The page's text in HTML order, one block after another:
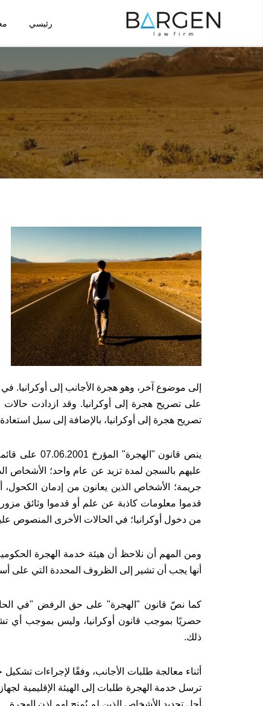
إلى
المحتوى
رئيسي
على تصريح هجرة إلى أوكرانيا. وقد ازدادت
تصريح هجرة إلى أوكرانيا، بالإضافة إلى سبل
ينص قانون
عليهم بالسجن لمدة تزيد عن عام واحد؛ الأشخاص
جريمة؛ الأشخاص الذين يعانون من إدمان الكحول،
قدموا معلومات كاذبة عن علم أو قدموا وثائق
من دخول أوكرانيا؛ في الحالات الأخرى المنصوص
ومن المهم أن نلاحظ أن هيئة خدمة الهجرة
أنها يجب أن تشير إلى الظروف المحددة التي على
كما نصّ قانون "الهجرة" على حق الرفض "في
حصريًا بموجب قانون أوكرانيا، وليس بموجب أي
ذلك.
ترسل خدمة الهجرة طلبات إلى الهيئة الإقليمية